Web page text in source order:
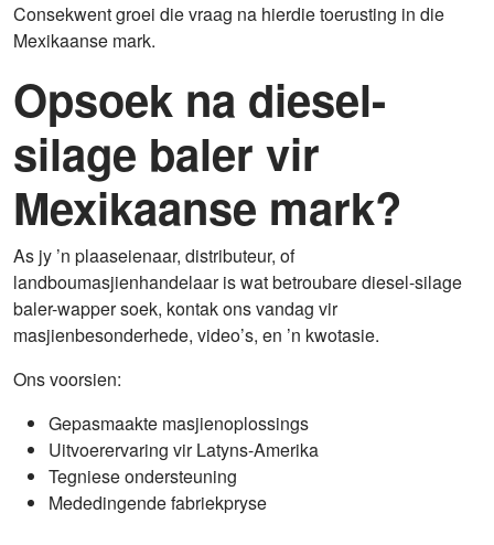
Consekwent groei die vraag na hierdie toerusting in die
Mexikaanse mark.
Opsoek na diesel-
silage baler vir
Mexikaanse mark?
As jy ’n plaaseienaar, distributeur, of
landboumasjienhandelaar is wat betroubare diesel-silage
baler-wapper soek, kontak ons vandag vir
masjienbesonderhede, video’s, en ’n kwotasie.
Ons voorsien:
Gepasmaakte masjienoplossings
Uitvoerervaring vir Latyns-Amerika
Tegniese ondersteuning
Mededingende fabriekpryse